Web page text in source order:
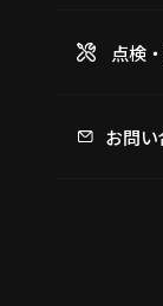
点検
お問